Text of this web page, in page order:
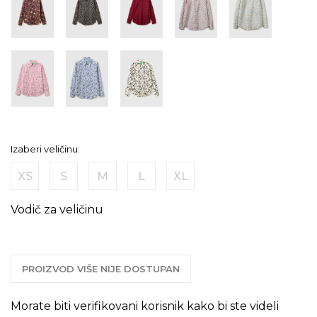
Izaberi veličinu:
XS S M L XL
Vodič za veličinu
PROIZVOD VIŠE NIJE DOSTUPAN
Morate biti verifikovani korisnik kako bi ste videli